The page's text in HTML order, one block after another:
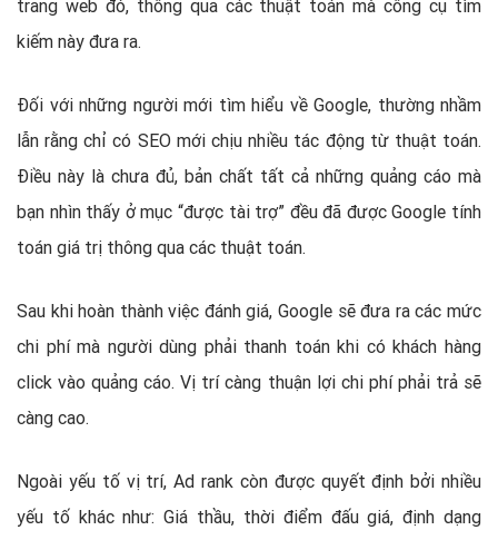
trang web đó, thông qua các thuật toán mà công cụ tìm
kiếm này đưa ra.
Đối với những người mới tìm hiểu về Google, thường nhầm
lẫn rằng chỉ có SEO mới chịu nhiều tác động từ thuật toán.
Điều này là chưa đủ, bản chất tất cả những quảng cáo mà
bạn nhìn thấy ở mục “được tài trợ” đều đã được Google tính
toán giá trị thông qua các thuật toán.
Sau khi hoàn thành việc đánh giá, Google sẽ đưa ra các mức
chi phí mà người dùng phải thanh toán khi có khách hàng
click vào quảng cáo. Vị trí càng thuận lợi chi phí phải trả sẽ
càng cao.
Ngoài yếu tố vị trí, Ad rank còn được quyết định bởi nhiều
yếu tố khác như: Giá thầu, thời điểm đấu giá, định dạng